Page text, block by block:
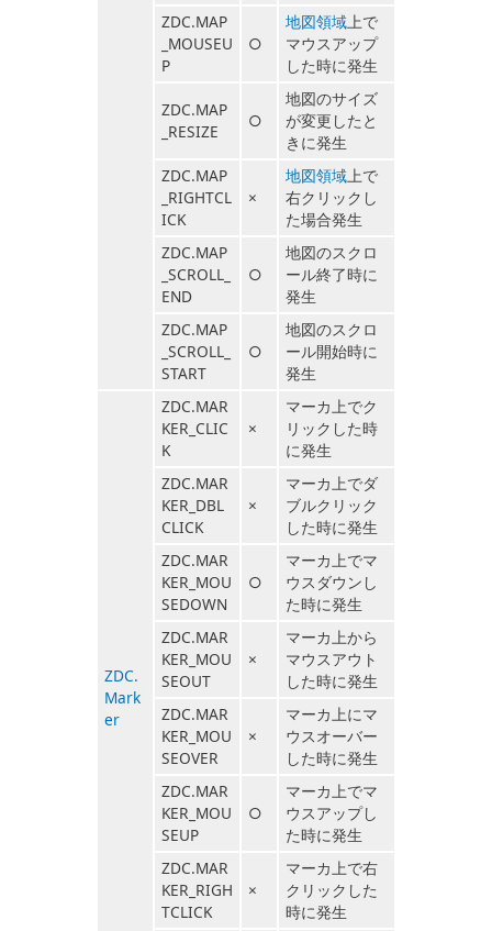
ZDC.MAP
_MOUSEU
P
○
地図領域上で
マウスアップ
した時に発生
ZDC.MAP
_RESIZE
○
地図のサイズ
が変更したと
きに発生
ZDC.MAP
_RIGHTCL
ICK
×
地図領域上で
右クリックし
た場合発生
ZDC.MAP
_SCROLL_
END
○
地図のスクロ
ール終了時に
発生
ZDC.MAP
_SCROLL_
START
○
地図のスクロ
ール開始時に
発生
ZDC.
Mark
er
ZDC.MAR
KER_CLIC
K
×
マーカ上でク
リックした時
に発生
ZDC.MAR
KER_DBL
CLICK
×
マーカ上でダ
ブルクリック
した時に発生
ZDC.MAR
KER_MOU
SEDOWN
○
マーカ上でマ
ウスダウンし
た時に発生
ZDC.MAR
KER_MOU
SEOUT
×
マーカ上から
マウスアウト
した時に発生
ZDC.MAR
KER_MOU
SEOVER
×
マーカ上にマ
ウスオーバー
した時に発生
ZDC.MAR
KER_MOU
SEUP
○
マーカ上でマ
ウスアップし
た時に発生
ZDC.MAR
KER_RIGH
TCLICK
×
マーカ上で右
クリックした
時に発生